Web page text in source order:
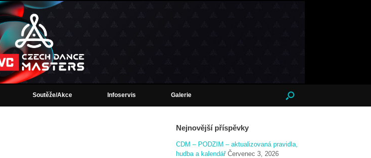
Soutěže/Akce Infoservis Galerie
Nejnovější příspěvky
CDM – PODZIM – aktualizovaná pravidla,
hudba a kalendář Červenec 3, 2026